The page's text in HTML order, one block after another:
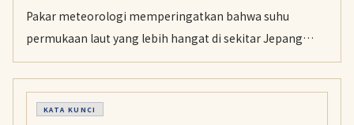
Pakar meteorologi memperingatkan bahwa suhu
permukaan laut yang lebih hangat di sekitar Jepang
dapat memicu gelombang panas dan hujan lebat pada
musim panas mendatang.
KATA KUNCI